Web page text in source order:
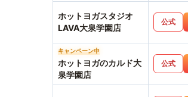
ホットヨガスタジオ
LAVA大泉学園店
公式
キャンペーン中
ホットヨガのカルド大
泉学園店
公式